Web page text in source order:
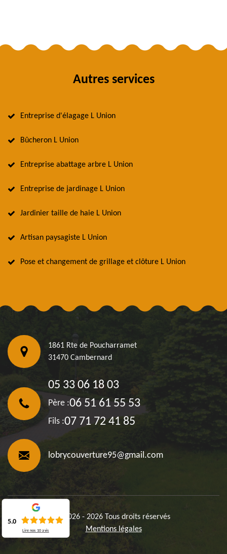
Autres services
Entreprise d'élagage L Union
Bûcheron L Union
Entreprise abattage arbre L Union
Entreprise de jardinage L Union
Jardinier taille de haie L Union
Artisan paysagiste L Union
Pose et changement de grillage et clôture L Union
1861 Rte de Poucharramet
31470 Cambernard
05 33 06 18 03
Père :06 51 61 55 53
Fils :07 71 72 41 85
lobrycouverture95@gmail.com
©2026 - 2026 Tous droits réservés
Mentions légales
5.0
Lire nos10 avis